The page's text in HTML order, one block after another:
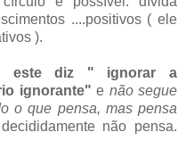
....positivos ( ele
).
este diz " ignorar a
ignorante" e não segue
o que pensa, mas pensa
não pensa.